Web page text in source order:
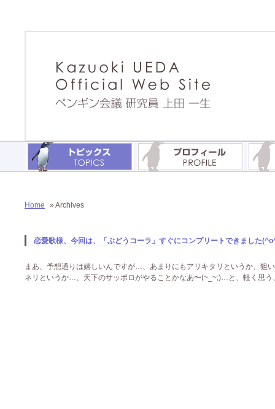
Home » Archives
恋愛歌様、今回は、「ぶどうコーラ」すぐにコンプリートできました
まあ、予想通りは嬉しいんですが…、あまりにもアリキタリというか、狙
ネリというか…、天下のサッポロがやることかなあ〜(~_~;)…と、軽く思